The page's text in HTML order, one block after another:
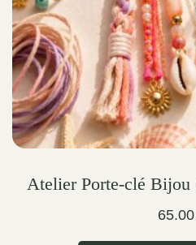
Atelier Porte-clé Bijou
65.00